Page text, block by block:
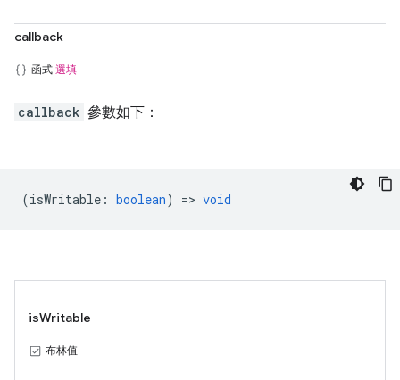
callback
函式 選填
callback 參數如下：
(isWritable : boolean) => void
isWritable
布林值